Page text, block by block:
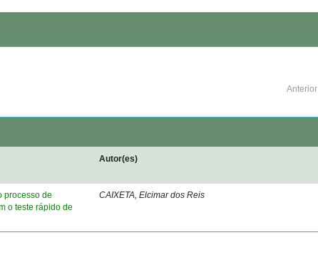
Anterior
Autor(es)
processo de
o teste rápido de
CAIXETA, Elcimar dos Reis